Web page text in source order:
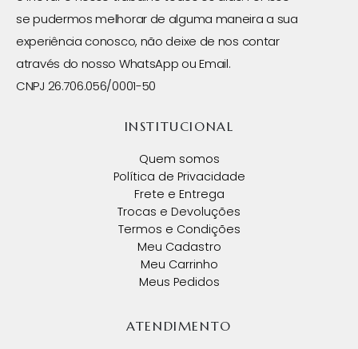
se pudermos melhorar de alguma maneira a sua
experiência conosco, não deixe de nos contar
através do nosso WhatsApp ou Email.
CNPJ 26.706.056/0001-50
INSTITUCIONAL
Quem somos
Política de Privacidade
Frete e Entrega
Trocas e Devoluções
Termos e Condições
Meu Cadastro
Meu Carrinho
Meus Pedidos
ATENDIMENTO